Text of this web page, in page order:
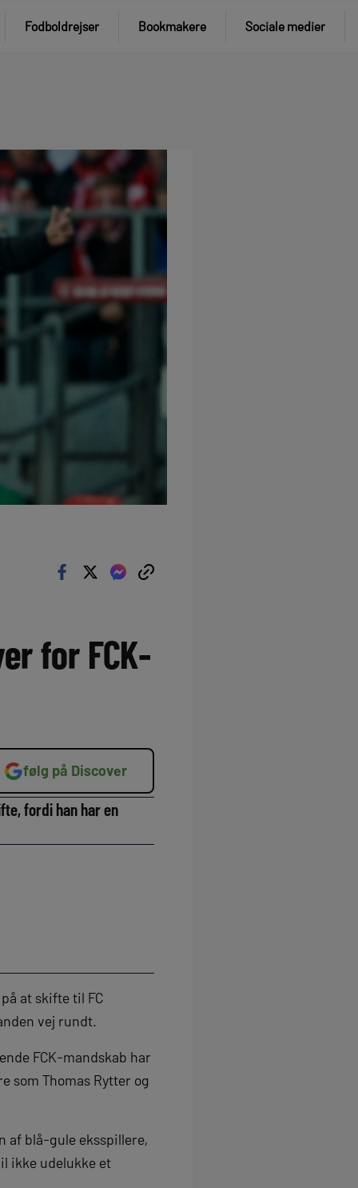
Fodboldrejser Bookmakere Sociale medier
for FCK-
følg på Discover
fordi han har en
at skifte til FC
vej rundt.
FCK-mandskab har
som Thomas Rytter og
af blå-gule eksspillere,
ikke udelukke et